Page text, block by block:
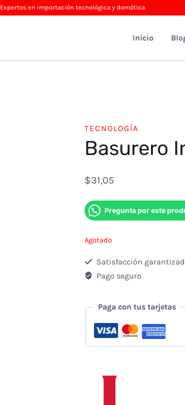
Expertos en importación tecnológica y domótica.
Inicio
TECNOLOGÍA
Basurero
$31,05
Pregunta por este
Agotado
Satisfacción
Pago seguro
Paga con tus tarjetas